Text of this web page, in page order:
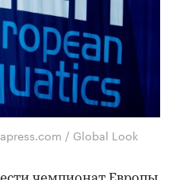
/ Global Look